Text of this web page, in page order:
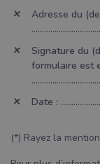
Adresse du
Signature du
formulaire est
Date :
(*) Rayez la